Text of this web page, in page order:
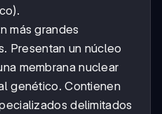
más grandes
Presentan un núcleo
membrana nuclear
genético. Contienen
delimitados